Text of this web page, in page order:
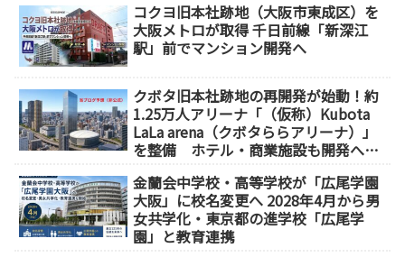
コクヨ旧本社跡地（大阪市東成区）を
大阪メトロが取得 千日前線「新深江
駅」前でマンション開発へ
クボタ旧本社跡地の再開発が始動！約
1.25万人アリーナ「（仮称）Kubota
LaLa arena（クボタららアリーナ）」
を整備 ホテル・商業施設も開発へ
金蘭会中学校・高等学校が「広尾学園
大阪」に校名変更へ 2028年4月から男
女共学化・東京都の進学校「広尾学
園」と教育連携